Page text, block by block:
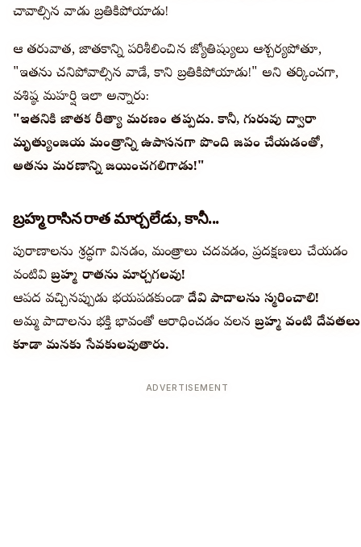
చావాల్సిన వాడు బ్రతికిపోయాడు!
ఆ తరువాత, జాతకాన్ని పరిశీలించిన జ్యోతిష్యులు ఆశ్చర్యపోతూ,
"ఇతను చనిపోవాల్సిన వాడే, కాని బ్రతికిపోయాడు!" అని తర్కించగా,
వశిష్ఠ మహర్షి ఇలా అన్నారు:
"ఇతనికి జాతక రీత్యా మరణం తప్పదు. కానీ, గురువు ద్వారా
మృత్యుంజయ మంత్రాన్ని ఉపాసనగా పొంది జపం చేయడంతో,
అతను మరణాన్ని జయించగలిగాడు!"
బ్రహ్మ రాసిన రాత మార్చలేడు, కానీ...
పురాణాలను శ్రద్ధగా వినడం, మంత్రాలు చదవడం, ప్రదక్షణలు చేయడం
వంటివిబ్రహ్మ రాతను మార్చగలవు!
ఆపద వచ్చినప్పుడు భయపడకుండాదేవి పాదాలను స్మరించాలి!
అమ్మ పాదాలను భక్తి భావంతో ఆరాధించడం వలనబ్రహ్మ వంటి దేవతలు
కూడా మనకు సేవకులవుతారు.
ADVERTISEMENT